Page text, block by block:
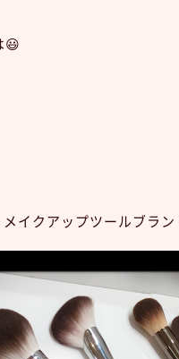
😃
メイクアップツールブラ